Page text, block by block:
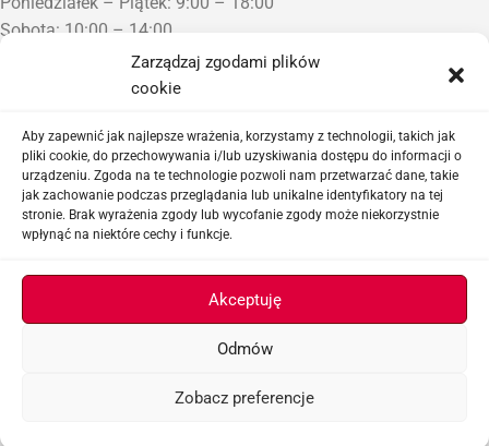
Zarządzaj zgodami plików
cookie
Aby zapewnić jak najlepsze wrażenia, korzystamy z technologii, takich jak
pliki cookie, do przechowywania i/lub uzyskiwania dostępu do informacji o
urządzeniu. Zgoda na te technologie pozwoli nam przetwarzać dane, takie
jak zachowanie podczas przeglądania lub unikalne identyfikatory na tej
stronie. Brak wyrażenia zgody lub wycofanie zgody może niekorzystnie
wpłynąć na niektóre cechy i funkcje.
Akceptuję
Odmów
Zobacz preferencje
Sobota: 10:00 – 14:00
Niedziela: Zamknięte
Punkt Odbioru zamówień
Proszę o wcześniejszy kontakt telefoniczny
Sklep airsoftowy i serwis replik ASG